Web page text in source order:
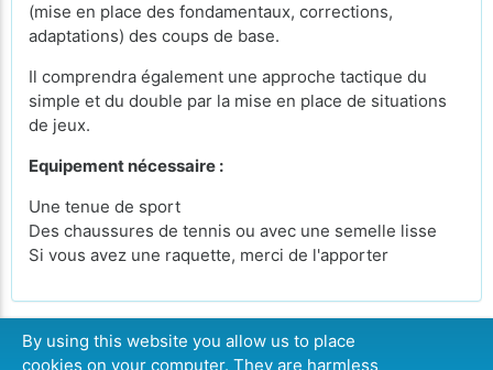
(mise en place des fondamentaux, corrections,
adaptations) des coups de base.
Il comprendra également une approche tactique du
simple et du double par la mise en place de situations
de jeux.
Equipement nécessaire :
Une tenue de sport
Des chaussures de tennis ou avec une semelle lisse
Si vous avez une raquette, merci de l'apporter
By using this website you allow us to place
cookies on your computer. They are harmless